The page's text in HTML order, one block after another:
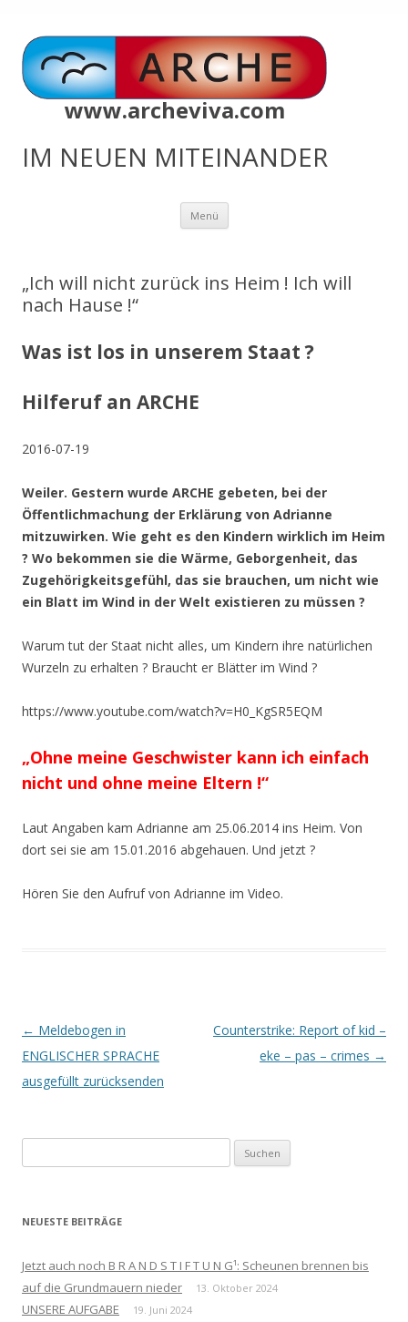
www.archeviva.com
IM NEUEN MITEINANDER
Menü Zum
springen
„Ich will nicht zurück ins Heim ! Ich will
nach Hause !“
Was ist los in unserem Staat ?
Hilferuf an ARCHE
2016-07-19
Weiler. Gestern wurde ARCHE gebeten, bei der
Öffentlichmachung der Erklärung von Adrianne
mitzuwirken. Wie geht es den Kindern wirklich im Heim
? Wo bekommen sie die Wärme, Geborgenheit, das
Zugehörigkeitsgefühl, das sie brauchen, um nicht wie
ein Blatt im Wind in der Welt existieren zu müssen ?
Warum tut der Staat nicht alles, um Kindern ihre natürlichen
Wurzeln zu erhalten ? Braucht er Blätter im Wind ?
https://www.youtube.com/watch?v=H0_KgSR5EQM
„Ohne meine Geschwister kann ich einfach
nicht und ohne meine Eltern !“
Laut Angaben kam Adrianne am 25.06.2014 ins Heim. Von
dort sei sie am 1 5.01.2016 abgehauen. Und jetzt ?
Hören Sie den Aufruf von Adrianne im Video.
Beitrags-
Navigation
← Meldebogen in
ENGLISCHER SPRACHE
ausgefüllt zurücksenden
Counterstrike: Report of kid –
eke – pas – crimes →
nach:
NEUESTE BEITRÄGE
Jetzt auch noch B R A N D S T I F T U N G¹: Scheunen brennen bis
auf die Grundmauern nieder
13. Oktober 2024
UNSERE AUFGABE 19. Juni 2024